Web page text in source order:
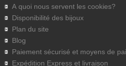
A quoi nous servent les cookies?
Disponibilité des bijoux
Plan du site
Blog
Paiement sécurisé et moyens de
Expédition Express et livraison